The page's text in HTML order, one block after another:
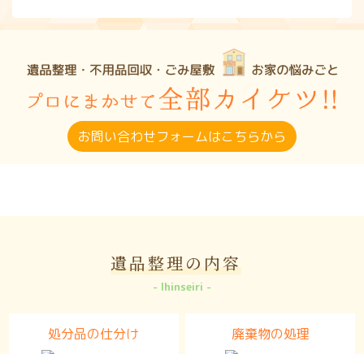
お問い合わせフォームはこちらから
遺品整理の内容
Ihinseiri
処分品の仕分け 廃棄物の処理